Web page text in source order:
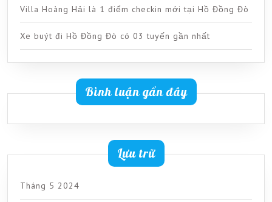
Villa Hoàng Hải là 1 điểm checkin mới tại Hồ Đồng Đò
Xe buýt đi Hồ Đồng Đò có 03 tuyến gần nhất
Bình luận gần đây
Lưu trữ
Tháng 5 2024